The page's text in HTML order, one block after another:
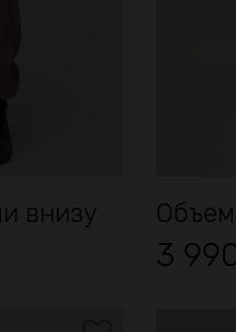
внизу
3